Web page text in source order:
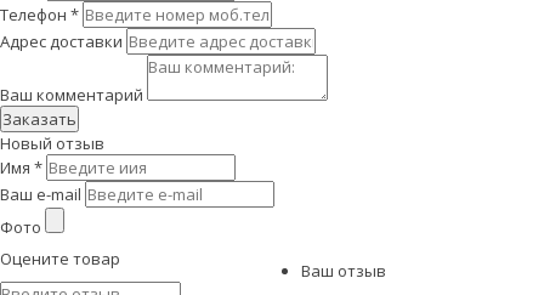
Телефон *
Адрес доставки
Ваш комментарий
Заказать
Новый отзыв
Имя *
Ваш e-mail
Фото
Оцените товар
Ваш отзыв